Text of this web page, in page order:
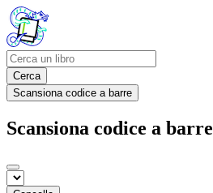
Cerca
Scansiona codice a barre
Scansiona codice a barre